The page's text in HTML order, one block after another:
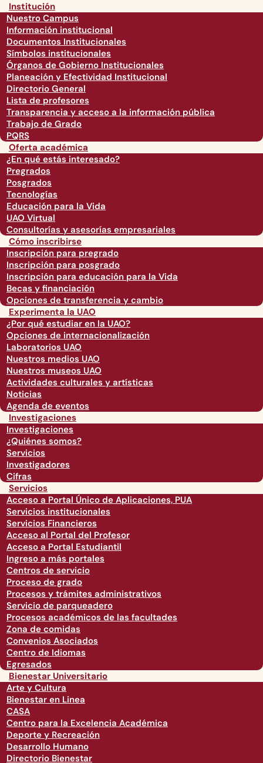
Institución
Nuestro Campus
Información institucional
Documentos Institucionales
Símbolos institucionales
Órganos de Gobierno Institucionales
Planeación y Efectividad Institucional
Directorio General
Lista de profesores
Transparencia y acceso a la información pública
Trabajo de Grado
PQRS
Oferta académica
¿En qué estás interesado?
Pregrados
Posgrados
Tecnologías
Educación para la Vida
UAO Virtual
Consultorías y asesorías empresariales
Cómo inscribirse
Inscripción para pregrado
Inscripción para posgrado
Inscripción para educación para la Vida
Becas y financiación
Opciones de transferencia y cambio
Experimenta la UAO
¿Por qué estudiar en la UAO?
Opciones de internacionalización
Laboratorios UAO
Nuestros medios UAO
Nuestros museos UAO
Actividades culturales y artísticas
Noticias
Agenda de eventos
Investigaciones
Investigaciones
¿Quiénes somos?
Servicios
Investigadores
Cifras
Servicios
Acceso a Portal Único de Aplicaciones, PUA
Servicios institucionales
Servicios Financieros
Acceso al Portal del Profesor
Acceso a Portal Estudiantil
Ingreso a más portales
Centros de servicio
Proceso de grado
Procesos y trámites administrativos
Servicio de parqueadero
Procesos académicos de las facultades
Zona de comidas
Convenios Asociados
Centro de Idiomas
Egresados
Bienestar Universitario
Arte y Cultura
Bienestar en Linea
CASA
Centro para la Excelencia Académica
Deporte y Recreación
Desarrollo Humano
Directorio Bienestar